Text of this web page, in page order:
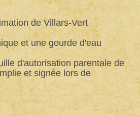
de Villars-Vert
et une gourde d'eau
d'autorisation parentale de
et signée lors de